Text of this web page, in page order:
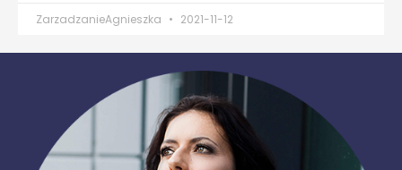
ZarzadzanieAgnieszka 2021-11-12